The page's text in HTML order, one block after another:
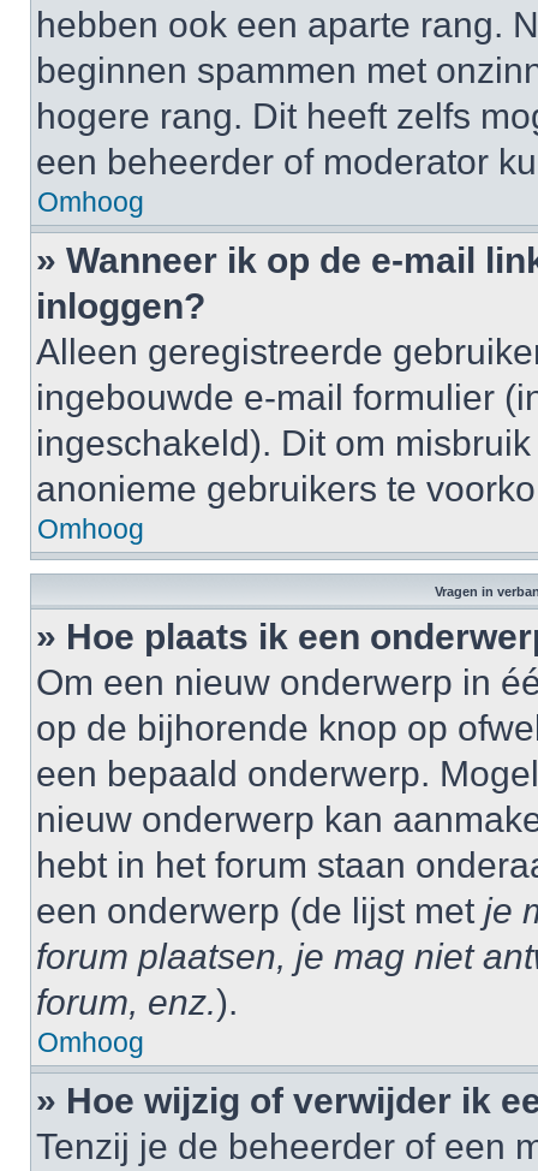
hebben ook een aparte rang.
beginnen spammen met
hogere rang. Dit heeft zelfs
een beheerder of moderator
Omhoog
» Wanneer ik op de e-mail
inloggen?
Alleen geregistreerde
ingebouwde e-mail formulier
ingeschakeld). Dit om
anonieme gebruikers te
Omhoog
Vragen in
» Hoe plaats ik een
Om een nieuw onderwerp in
op de bijhorende knop op
een bepaald onderwerp.
nieuw onderwerp kan
hebt in het forum staan
een onderwerp (de lijst met je
forum plaatsen, je mag niet
forum, enz.).
Omhoog
» Hoe wijzig of verwijder ik
Tenzij je de beheerder of een